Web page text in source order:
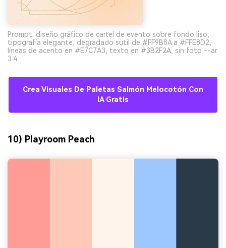
Prompt: diseño gráfico de cartel de evento sobre fondo liso,
tipografía elegante, degradado sutil de #FF9B8A a #FFE8D2,
líneas de acento en #E7C7A3, texto en #3B2F2A, sin foto --ar
3:4
Crea Visuales De Paletas Salmón Melocotón Con
IA Gratis
10) Playroom Peach